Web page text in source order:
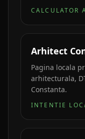
CALCULATOR
Arhitect
Pagina locala
arhitecturala,
Constanta.
INTENTIE